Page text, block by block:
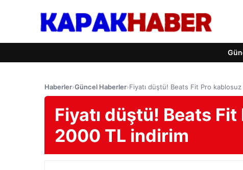
Haberler›Güncel Haberler›Fiyatı düştü! Beats Fit Pro
Fiyatı düştü! Beats
2000 TL indirim